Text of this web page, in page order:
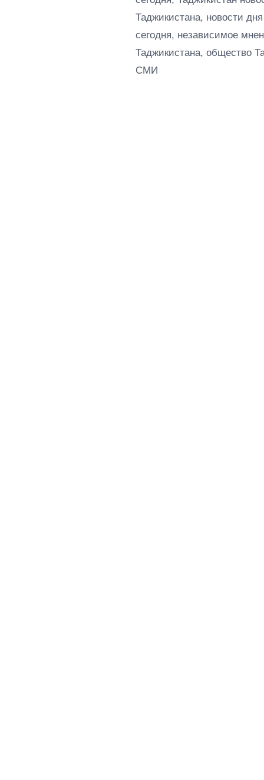
Таджикистана, новости
сегодня, независимое
Таджикистана, общество
СМИ